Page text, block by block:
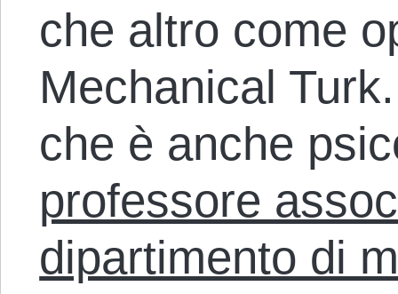
che altro come
Mechanical
che è anche
professore
dipartimento di